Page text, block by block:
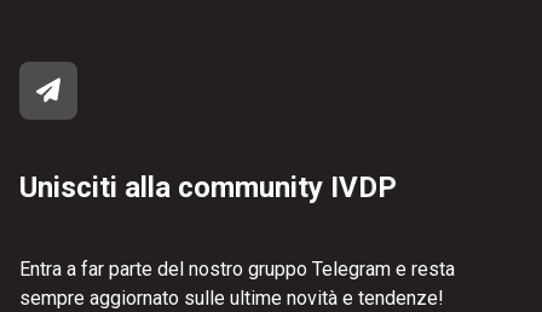
Unisciti alla community IVDP
Entra a far parte del nostro gruppo Telegram e resta
sempre aggiornato sulle ultime novità e tendenze!